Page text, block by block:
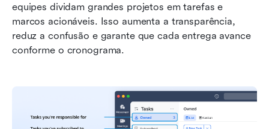
equipes dividam grandes projetos em tarefas e
marcos acionáveis. Isso aumenta a transparência,
reduz a confusão e garante que cada entrega avance
conforme o cronograma.